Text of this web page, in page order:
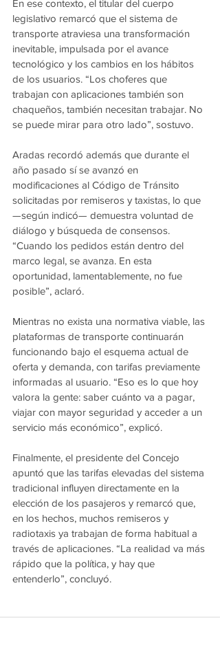
En ese contexto, el titular del cuerpo
legislativo remarcó que el sistema de
transporte atraviesa una transformación
inevitable, impulsada por el avance
tecnológico y los cambios en los hábitos
de los usuarios. “Los choferes que
trabajan con aplicaciones también son
chaqueños, también necesitan trabajar. No
se puede mirar para otro lado”, sostuvo.
Aradas recordó además que durante el
año pasado sí se avanzó en
modificaciones al Código de Tránsito
solicitadas por remiseros y taxistas, lo que
—según indicó— demuestra voluntad de
diálogo y búsqueda de consensos.
“Cuando los pedidos están dentro del
marco legal, se avanza. En esta
oportunidad, lamentablemente, no fue
posible”, aclaró.
Mientras no exista una normativa viable, las
plataformas de transporte continuarán
funcionando bajo el esquema actual de
oferta y demanda, con tarifas previamente
informadas al usuario. “Eso es lo que hoy
valora la gente: saber cuánto va a pagar,
viajar con mayor seguridad y acceder a un
servicio más económico”, explicó.
Finalmente, el presidente del Concejo
apuntó que las tarifas elevadas del sistema
tradicional influyen directamente en la
elección de los pasajeros y remarcó que,
en los hechos, muchos remiseros y
radiotaxis ya trabajan de forma habitual a
través de aplicaciones. “La realidad va más
rápido que la política, y hay que
entenderlo”, concluyó.